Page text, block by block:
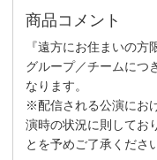
商品コメント
『遠方にお住まいの
グループ／チームにつ
なります。
※配信される公演にお
演時の状況に則してお
とを予めご了承くださ